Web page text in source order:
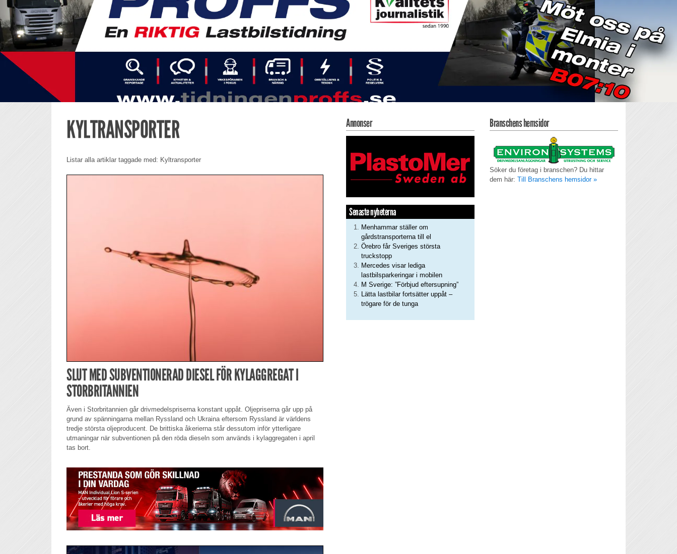
KYLTRANSPORTER
Listar alla artiklar taggade med: Kyltransporter
SLUT MED SUBVENTIONERAD DIESEL FÖR KYLAGGREGAT I
STORBRITANNIEN
Även i Storbritannien går drivmedelspriserna konstant uppåt. Oljepriserna går upp på
grund av spänningarna mellan Ryssland och Ukraina eftersom Ryssland är världens
tredje största oljeproducent. De brittiska åkerierna står dessutom inför ytterligare
utmaningar när subventionen på den röda dieseln som används i kylaggregaten i april
tas bort.
Annonser
Senaste nyheterna
Menhammar ställer om
gårdstransporterna till el
Örebro får Sveriges största
truckstopp
Mercedes visar lediga
lastbilsparkeringar i mobilen
M Sverige: ”Förbjud eftersupning”
Lätta lastbilar fortsätter uppåt –
trögare för de tunga
Branschens hemsidor
Söker du företag i branschen? Du hittar
dem här: Till Branschens hemsidor »